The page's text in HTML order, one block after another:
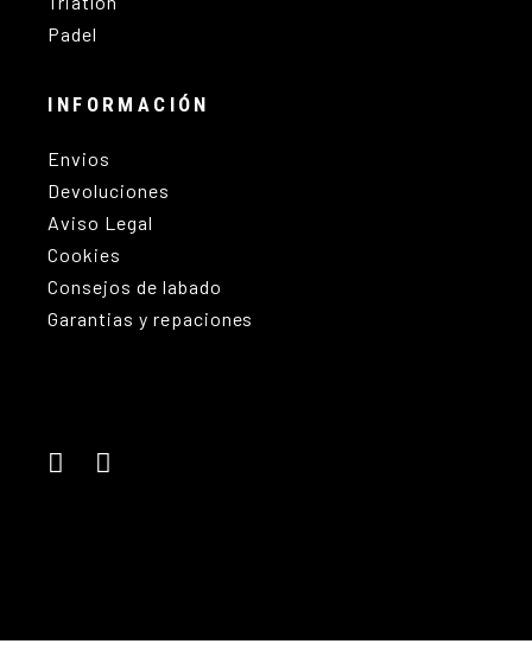
Padel
INFORMACIÓN
Envios
Devoluciones
Aviso Legal
Cookies
Consejos de labado
Garantias y repaciones